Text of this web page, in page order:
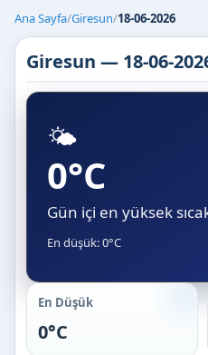
Ana Sayfa/Giresun/18-06-2026
Giresun — 18-06-
🌤️
0°C
Gün içi en yüksek
En düşük: 0°C
En Düşük
0°C